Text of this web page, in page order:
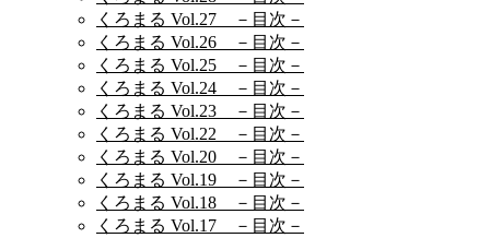
くろまる Vol.27 －目次－
くろまる Vol.26 －目次－
くろまる Vol.25 －目次－
くろまる Vol.24 －目次－
くろまる Vol.23 －目次－
くろまる Vol.22 －目次－
くろまる Vol.20 －目次－
くろまる Vol.19 －目次－
くろまる Vol.18 －目次－
くろまる Vol.17 －目次－